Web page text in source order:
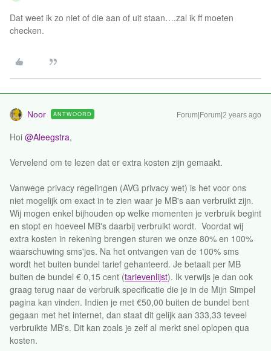
Dat weet ik zo niet of die aan of uit staan….zal ik ff moeten
checken.
Noor ANTWOORD Forum|Forum|2 years ago
Hoi @Aleegstra,
Vervelend om te lezen dat er extra kosten zijn gemaakt.
Vanwege privacy regelingen (AVG privacy wet) is het voor ons
niet mogelijk om exact in te zien waar je MB's aan verbruikt zijn.
Wij mogen enkel bijhouden op welke momenten je verbruik begint
en stopt en hoeveel MB's daarbij verbruikt wordt. Voordat wij
extra kosten in rekening brengen sturen we onze 80% en 100%
waarschuwing sms'jes. Na het ontvangen van de 100% sms
wordt het buiten bundel tarief gehanteerd. Je betaalt per MB
buiten de bundel € 0,15 cent (tarievenlijst). Ik verwijs je dan ook
graag terug naar de verbruik specificatie die je in de Mijn Simpel
pagina kan vinden. Indien je met €50,00 buiten de bundel bent
gegaan met het internet, dan staat dit gelijk aan 333,33 teveel
verbruikte MB's. Dit kan zoals je zelf al merkt snel oplopen qua
kosten.